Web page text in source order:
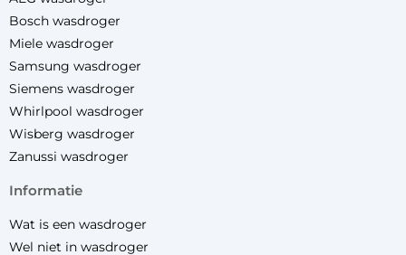
Bosch wasdroger
Miele wasdroger
Samsung wasdroger
Siemens wasdroger
Whirlpool wasdroger
Wisberg wasdroger
Zanussi wasdroger
informatie
Wat is een wasdroger
Wel niet in wasdroger